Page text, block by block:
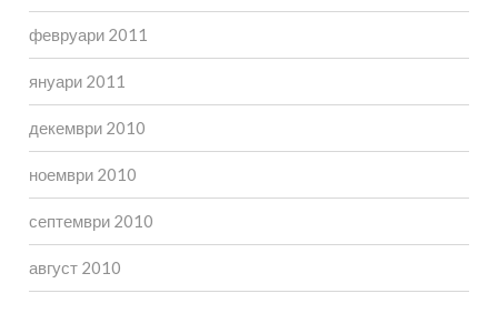
февруари 2011
януари 2011
декември 2010
ноември 2010
септември 2010
август 2010